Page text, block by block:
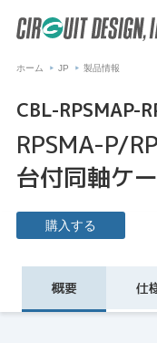
ホーム JP 製品情報
CBL-RPSMAP-
RPSMA-P/
台付同軸ケ
購入する
概要 仕